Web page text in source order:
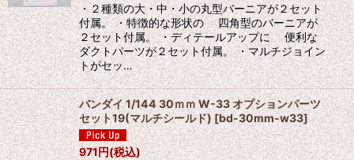
・２種類の大・中・小の丸型バーニアが２セット
付属。 ・特徴的な形状の 四角型のバーニアが
２セット付属。 ・ディテールアップに 便利な
ダクトパーツが２セット付属。 ・マルチジョイン
トがセッ…
バンダイ 1/144 30ｍｍ W-33 オプションパーツ
セット19(マルチシールド)[bd-30mm-w33]
971円(税込)